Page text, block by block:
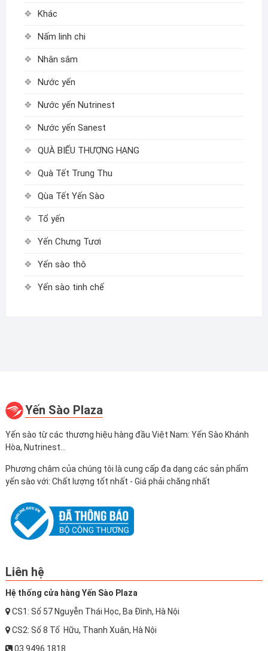
Khác
Nấm linh chi
Nhân sâm
Nước yến
Nước yến Nutrinest
Nước yến Sanest
QUÀ BIẾU THƯỢNG HẠNG
Quà Tết Trung Thu
Qùa Tết Yến Sào
Tổ yến
Yến Chưng Tươi
Yến sào thô
Yến sào tinh chế
Yến Sào Plaza
Yến sào từ các thương hiệu hàng đầu Việt Nam: Yến Sào Khánh
Hòa, Nutrinest...
Phương châm của chúng tôi là cung cấp đa dạng các sản phẩm
yến sào với: Chất lượng tốt nhất - Giá phải chăng nhất
Liên hệ
Hệ thống cửa hàng Yến Sào Plaza
CS1: Số 57 Nguyễn Thái Học, Ba Đình, Hà Nội
CS2: Số 8 Tố Hữu, Thanh Xuân, Hà Nội
03 9496 1818